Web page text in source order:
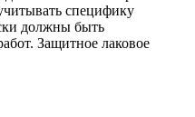
специфику
должны быть
Защитное лаковое